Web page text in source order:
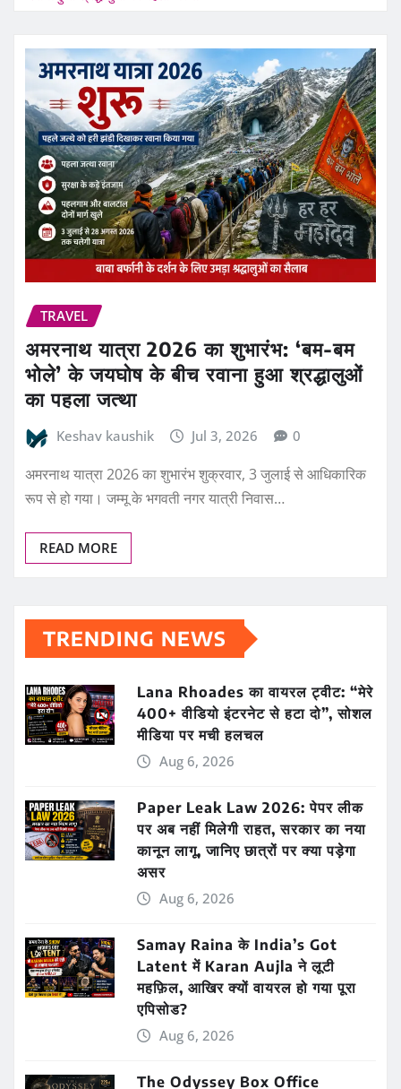
TRAVEL
अमरनाथ यात्रा 2026 का शुभारंभ: ‘बम-बम
भोले’ के जयघोष के बीच रवाना हुआ श्रद्धालुओं
का पहला जत्था
Keshav kaushik Jul 3, 2026 0
अमरनाथ यात्रा 2026 का शुभारंभ शुक्रवार, 3 जुलाई से आधिकारिक
रूप से हो गया। जम्मू के भगवती नगर यात्री निवास…
READ MORE
TRENDING NEWS
Lana Rhoades का वायरल ट्वीट: “मेरे
400+ वीडियो इंटरनेट से हटा दो”, सोशल
मीडिया पर मची हलचल
Aug 6, 2026
Paper Leak Law 2026: पेपर लीक
पर अब नहीं मिलेगी राहत, सरकार का नया
कानून लागू, जानिए छात्रों पर क्या पड़ेगा
असर
Aug 6, 2026
Samay Raina के India’s Got
Latent में Karan Aujla ने लूटी
महफ़िल, आखिर क्यों वायरल हो गया पूरा
एपिसोड?
Aug 6, 2026
The Odyssey Box Office